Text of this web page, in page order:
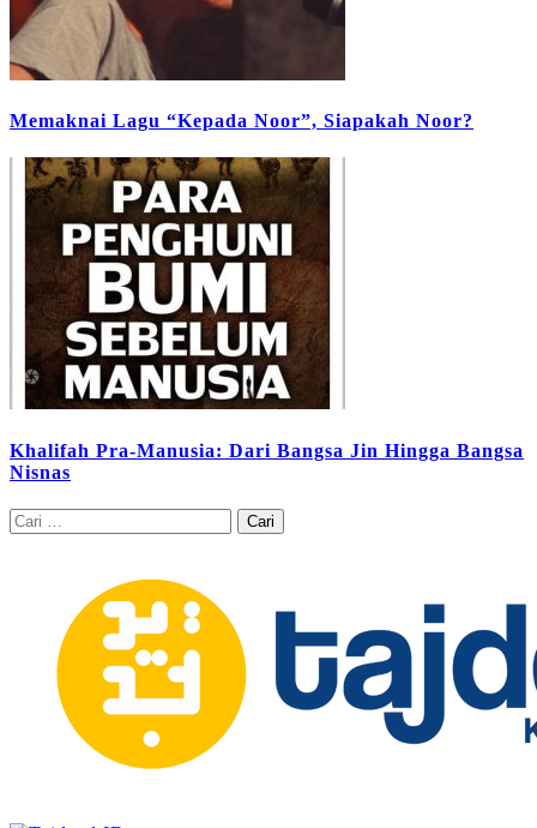
Memaknai Lagu “Kepada Noor”, Siapakah Noor?
Khalifah Pra-Manusia: Dari Bangsa Jin Hingga Bangsa
Nisnas
Cari
untuk: